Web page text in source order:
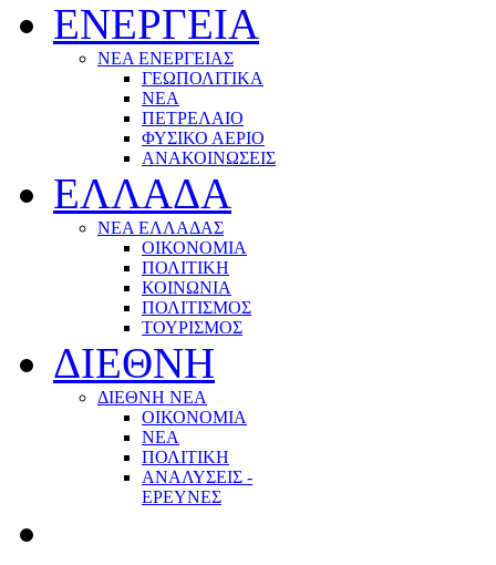
ΕΝΕΡΓΕΙΑ
ΝΕΑ ΕΝΕΡΓΕΙΑΣ
ΓΕΩΠΟΛΙΤΙΚΑ
ΝΕΑ
ΠΕΤΡΕΛΑΙΟ
ΦΥΣΙΚΟ ΑΕΡΙΟ
ΑΝΑΚΟΙΝΩΣΕΙΣ
ΕΛΛΑΔΑ
ΝΕΑ ΕΛΛΑΔΑΣ
ΟΙΚΟΝΟΜΙΑ
ΠΟΛΙΤΙΚΗ
ΚΟΙΝΩΝΙΑ
ΠΟΛΙΤΙΣΜΟΣ
ΤΟΥΡΙΣΜΟΣ
ΔΙΕΘΝΗ
ΔΙΕΘΝΗ ΝΕΑ
ΟΙΚΟΝΟΜΙΑ
ΝΕΑ
ΠΟΛΙΤΙΚΗ
ΑΝΑΛΥΣΕΙΣ -
ΕΡΕΥΝΕΣ